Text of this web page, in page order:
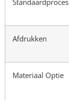
Standaardproces
Afdrukken
Materiaal Optie